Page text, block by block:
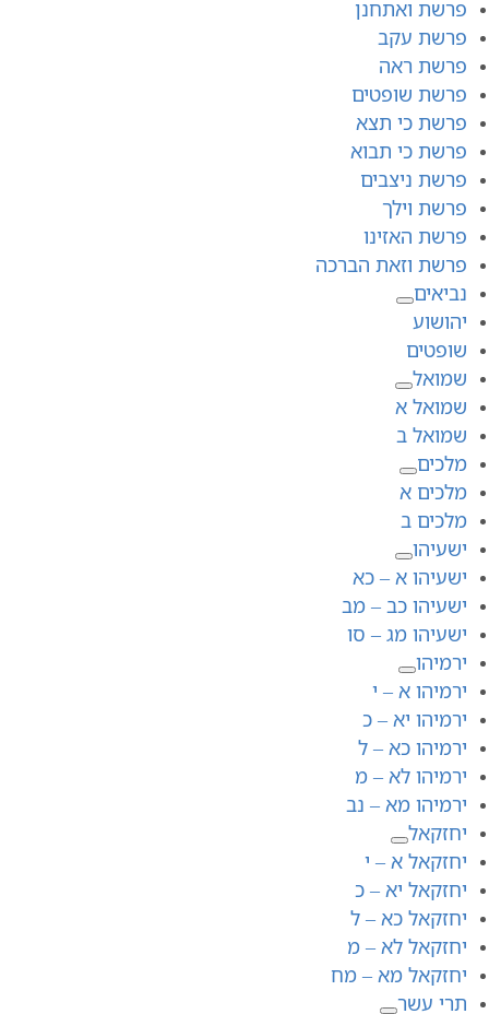
פרשת ואתחנן
פרשת עקב
פרשת ראה
פרשת שופטים
פרשת כי תצא
פרשת כי תבוא
פרשת ניצבים
פרשת וילך
פרשת האזינו
פרשת וזאת הברכה
נביאים
יהושוע
שופטים
שמואל
שמואל א
שמואל ב
מלכים
מלכים א
מלכים ב
ישעיהו
ישעיהו א – כא
ישעיהו כב – מב
ישעיהו מג – סו
ירמיהו
ירמיהו א – י
ירמיהו יא – כ
ירמיהו כא – ל
ירמיהו לא – מ
ירמיהו מא – נב
יחזקאל
יחזקאל א – י
יחזקאל יא – כ
יחזקאל כא – ל
יחזקאל לא – מ
יחזקאל מא – מח
תרי עשר